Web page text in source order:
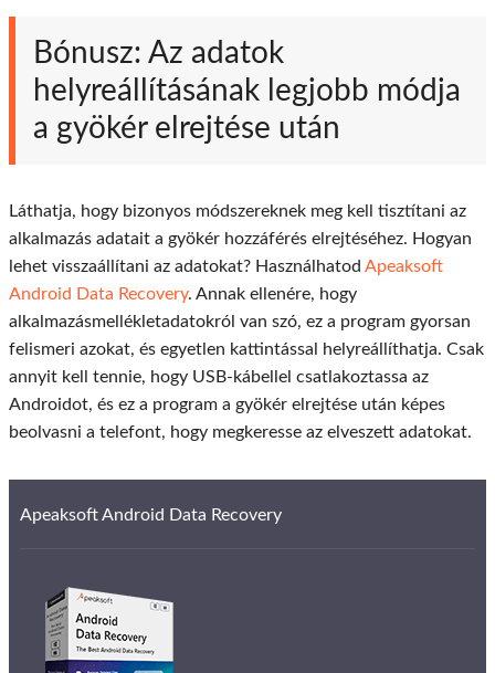
Bónusz: Az adatok
helyreállításának legjobb módja
a gyökér elrejtése után
Láthatja, hogy bizonyos módszereknek meg kell tisztítani az
alkalmazás adatait a gyökér hozzáférés elrejtéséhez. Hogyan
lehet visszaállítani az adatokat? Használhatod Apeaksoft
Android Data Recovery. Annak ellenére, hogy
alkalmazásmellékletadatokról van szó, ez a program gyorsan
felismeri azokat, és egyetlen kattintással helyreállíthatja. Csak
annyit kell tennie, hogy USB-kábellel csatlakoztassa az
Androidot, és ez a program a gyökér elrejtése után képes
beolvasni a telefont, hogy megkeresse az elveszett adatokat.
Apeaksoft Android Data Recovery